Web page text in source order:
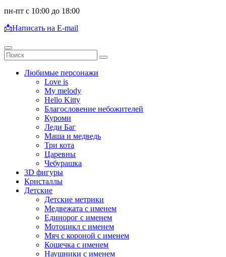
пн-пт с 10:00 до 18:00
📩Написать на E-mail
Любимые персонажи
Love is
My melody
Hello Kitty
Благословение небожителей
Куроми
Леди Баг
Маша и медведь
Три кота
Царевны
Чебурашка
3D фигуры
Кристаллы
Детские
Детские метрики
Медвежата с именем
Единорог с именем
Мотоцикл с именем
Мяч с короной с именем
Кошечка с именем
Наушники с именем